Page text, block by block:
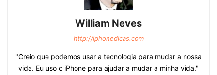
William Neves
http://iphonedicas.com
"Creio que podemos usar a tecnologia para mudar a nossa
vida. Eu uso o iPhone para ajudar a mudar a minha vida."